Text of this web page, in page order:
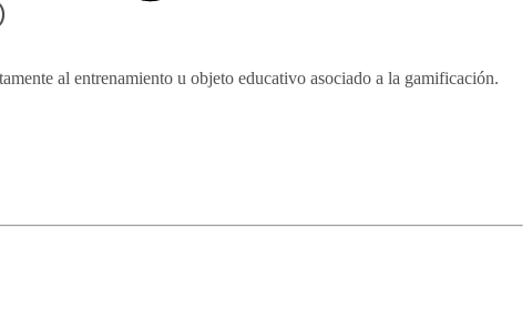
al entrenamiento u objeto educativo asociado a la gamificación.